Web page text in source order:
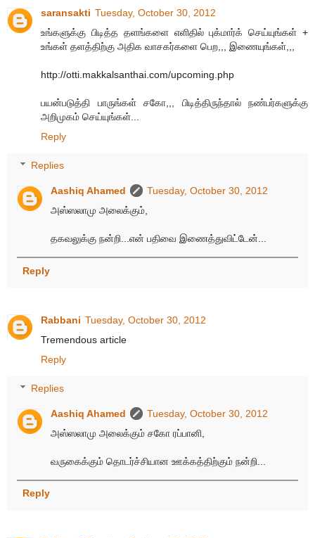
saransakti Tuesday, October 30, 2012
உங்களுக்கு பிடித்த தளங்களை எளிதில் புக்மார்க் செய்யுங்கள் +
உங்கள் தளத்திற்கு அதிக வாசகர்களை பெற,,, இணையுங்கள்,,,
http://otti.makkalsanthai.com/upcoming.php
பயன்படுத்தி பாருங்கள் சகோ,,, பிடித்திருந்தால் நண்பர்களுக்கு
அறிமுகம் செய்யுங்கள்...
Reply
Replies
Aashiq Ahamed
Tuesday, October 30, 2012
அஸ்ஸலாமு அலைக்கும்,
தகவலுக்கு நன்றி...என் பதிவை இணைத்துவிட்டேன்...
Reply
Rabbani Tuesday, October 30, 2012
Tremendous article
Reply
Replies
Aashiq Ahamed
Tuesday, October 30, 2012
அஸ்ஸலாமு அலைக்கும் சகோ ரப்பானி,
வருகைக்கும் தொடர்ச்சியான ஊக்கத்திற்கும் நன்றி...
Reply